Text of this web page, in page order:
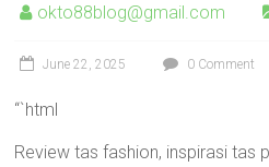
okto88blog@gmail.com
June 22, 2025 0 Comment
“`html
Review tas fashion, inspirasi tas